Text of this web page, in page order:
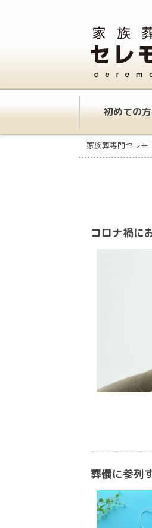
初めての
家族葬専門セレモ
コロナ禍に
葬儀に参列